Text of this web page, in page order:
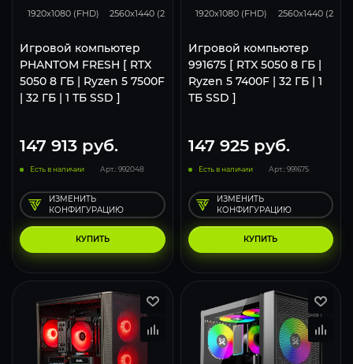
1920x1080 (FHD) 2560x1440 (2K) 3840x2160 (4K)
Игровой компьютер
PHANTOM FRESH [ RTX
5050 8 ГБ | Ryzen 5 7500F
| 32 ГБ | 1 ТБ SSD ]
147 913 руб.
Есть в наличии Арт.: 992048
КУПИТЬ
ИЗМЕНИТЬ
КОНФИГУРАЦИЮ
1920x1080 (FHD) 2560x1440 (2K)
Игровой компьютер
991675 [ RTX 5050 8 ГБ |
Ryzen 5 7400F | 32 ГБ | 1
ТБ SSD ]
147 925руб.
Есть в наличии Арт.: 991675
КУПИТЬ
ИЗМЕНИТЬ
КОНФИГУРАЦИЮ